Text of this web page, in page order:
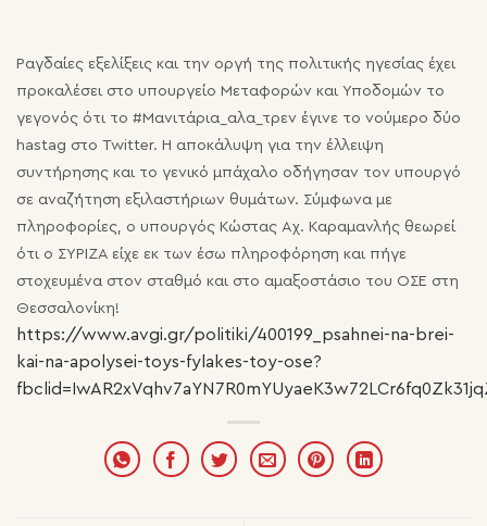
Ραγδαίες εξελίξεις και την οργή της πολιτικής ηγεσίας έχει
προκαλέσει στο υπουργείο Μεταφορών και Υποδομών το
γεγονός ότι το #Μανιτάρια_αλα_τρεν έγινε το νούμερο δύο
hastag στο Twitter. Η αποκάλυψη για την έλλειψη
συντήρησης και το γενικό μπάχαλο οδήγησαν τον υπουργό
σε αναζήτηση εξιλαστήριων θυμάτων. Σύμφωνα με
πληροφορίες, ο υπουργός Κώστας Αχ. Καραμανλής θεωρεί
ότι ο ΣΥΡΙΖΑ είχε εκ των έσω πληροφόρηση και πήγε
στοχευμένα στον σταθμό και στο αμαξοστάσιο του ΟΣΕ στη
Θεσσαλονίκη!
https://www.avgi.gr/politiki/400199_psahnei-na-brei-
kai-na-apolysei-toys-fylakes-toy-ose?